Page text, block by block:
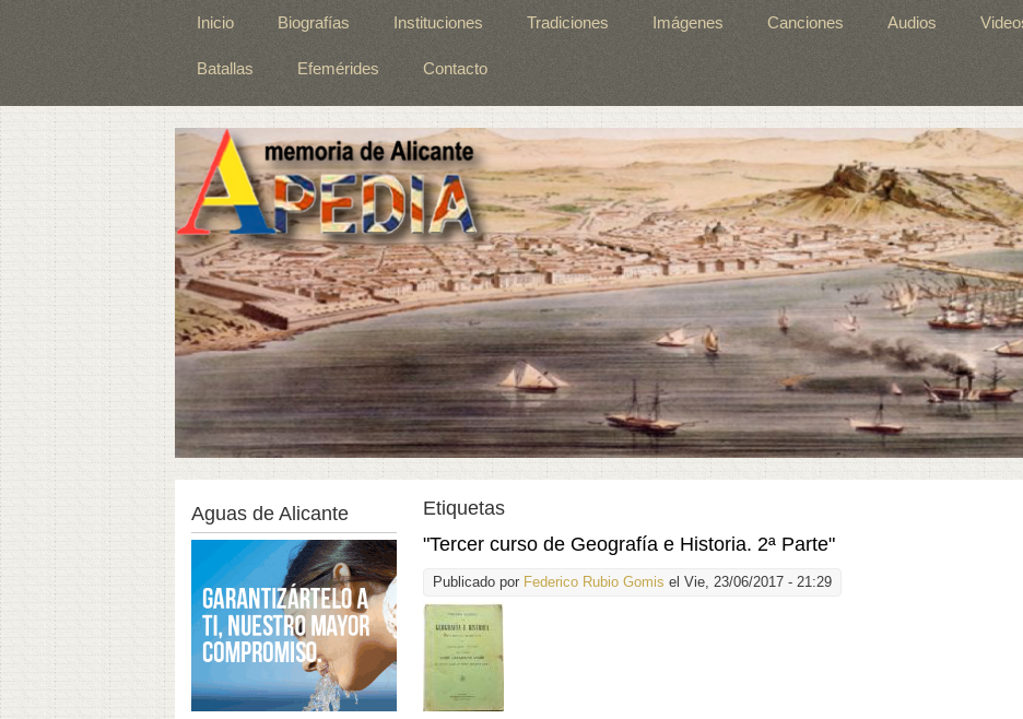
Inicio Biografías Instituciones Tradiciones Imágenes Canciones Audios
Batallas Efemérides Contacto
Etiquetas
"Tercer curso de Geografía e Historia. 2ª Parte"
Publicado por Federico Rubio Gomis el Vie, 23/06/2017 - 21:29
Aguas de Alicante